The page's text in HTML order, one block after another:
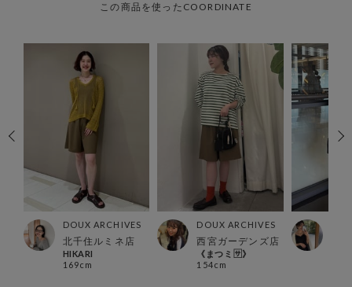
この商品を使ったCOORDINATE
DOUX ARCHIVES
北千住ルミネ店
HIKARI
169cm
DOUX ARCHIVES
西宮ガーデンズ店
《まつミ🈂️》
154cm